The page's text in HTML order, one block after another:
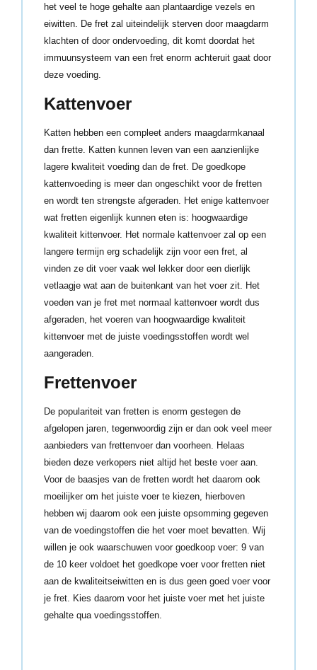
het veel te hoge gehalte aan plantaardige vezels en
eiwitten. De fret zal uiteindelijk sterven door maagdarm
klachten of door ondervoeding, dit komt doordat het
immuunsysteem van een fret enorm achteruit gaat door
deze voeding.
Kattenvoer
Katten hebben een compleet anders maagdarmkanaal
dan frette. Katten kunnen leven van een aanzienlijke
lagere kwaliteit voeding dan de fret. De goedkope
kattenvoeding is meer dan ongeschikt voor de fretten
en wordt ten strengste afgeraden. Het enige kattenvoer
wat fretten eigenlijk kunnen eten is: hoogwaardige
kwaliteit kittenvoer. Het normale kattenvoer zal op een
langere termijn erg schadelijk zijn voor een fret, al
vinden ze dit voer vaak wel lekker door een dierlijk
vetlaagje wat aan de buitenkant van het voer zit. Het
voeden van je fret met normaal kattenvoer wordt dus
afgeraden, het voeren van hoogwaardige kwaliteit
kittenvoer met de juiste voedingsstoffen wordt wel
aangeraden.
Frettenvoer
De populariteit van fretten is enorm gestegen de
afgelopen jaren, tegenwoordig zijn er dan ook veel meer
aanbieders van frettenvoer dan voorheen. Helaas
bieden deze verkopers niet altijd het beste voer aan.
Voor de baasjes van de fretten wordt het daarom ook
moeilijker om het juiste voer te kiezen, hierboven
hebben wij daarom ook een juiste opsomming gegeven
van de voedingstoffen die het voer moet bevatten. Wij
willen je ook waarschuwen voor goedkoop voer: 9 van
de 10 keer voldoet het goedkope voer voor fretten niet
aan de kwaliteitseiwitten en is dus geen goed voer voor
je fret. Kies daarom voor het juiste voer met het juiste
gehalte qua voedingsstoffen.